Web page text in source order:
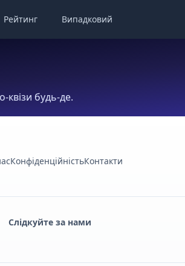
Рейтинг Випадковий
квізи будь-де.
КонфіденційністьКонтакти
Слідкуйте за нами